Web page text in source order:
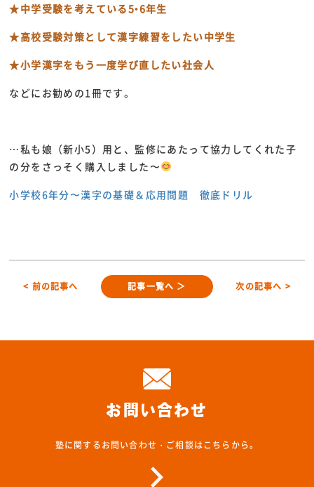
★中学受験を考えている5•6年生
★高校受験対策として漢字練習をしたい中学生
★小学漢字をもう一度学び直したい社会人
などにお勧めの1冊です。
…私も娘（新小5）用と、監修にあたって協力してくれた子
の分をさっそく購入しました〜
小学校6年分〜漢字の基礎＆応用問題 徹底ドリル
< 前の記事へ 記事一覧へ ＞ 次の記事へ >
お問い合わせ
塾に関するお問い合わせ・ご相談はこちらから。